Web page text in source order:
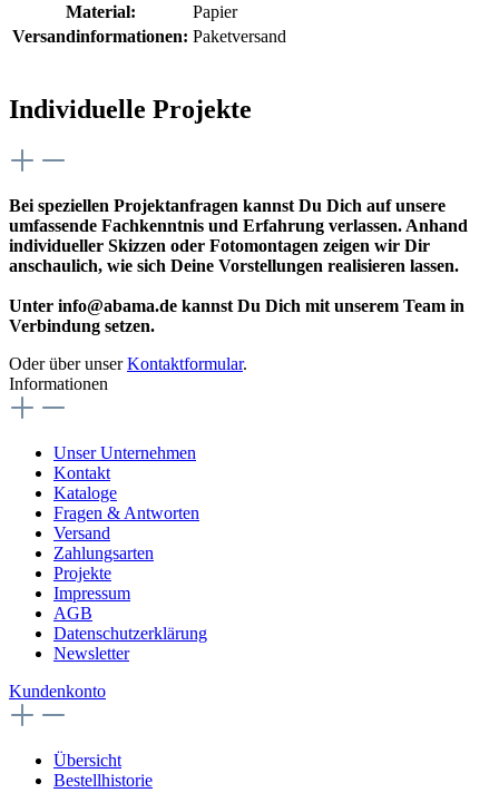
Material:
Papier
Versandinformationen: Paketversand
Individuelle Projekte
Bei speziellen Projektanfragen kannst Du Dich auf unsere
umfassende Fachkenntnis und Erfahrung verlassen. Anhand
individueller Skizzen oder Fotomontagen zeigen wir Dir
anschaulich, wie sich Deine Vorstellungen realisieren lassen.
Unter info@abama.de kannst Du Dich mit unserem Team in
Verbindung setzen.
Oder über unserKontaktformular.
Informationen
Unser Unternehmen
Kontakt
Kataloge
Fragen & Antworten
Versand
Zahlungsarten
Projekte
Impressum
AGB
Datenschutzerklärung
Newsletter
Kundenkonto
Übersicht
Bestellhistorie